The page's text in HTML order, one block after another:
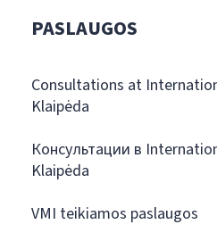
PASLAUGOS
Consultations at
Klaipėda
Консультации в
Klaipėda
VMI teikiamos paslaugos